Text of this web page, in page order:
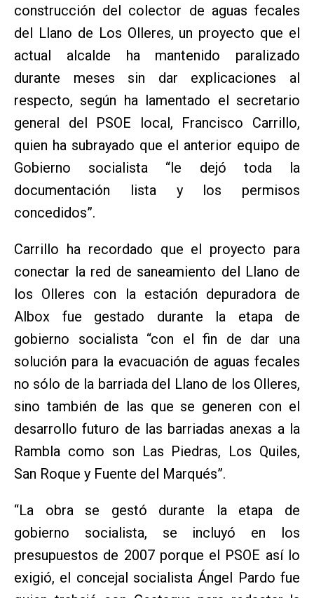
construcción del colector de aguas fecales
del Llano de Los Olleres, un proyecto que el
actual alcalde ha mantenido paralizado
durante meses sin dar explicaciones al
respecto, según ha lamentado el secretario
general del PSOE local, Francisco Carrillo,
quien ha subrayado que el anterior equipo de
Gobierno socialista “le dejó toda la
documentación lista y los permisos
concedidos”.
Carrillo ha recordado que el proyecto para
conectar la red de saneamiento del Llano de
los Olleres con la estación depuradora de
Albox fue gestado durante la etapa de
gobierno socialista “con el fin de dar una
solución para la evacuación de aguas fecales
no sólo de la barriada del Llano de los Olleres,
sino también de las que se generen con el
desarrollo futuro de las barriadas anexas a la
Rambla como son Las Piedras, Los Quiles,
San Roque y Fuente del Marqués”.
“La obra se gestó durante la etapa de
gobierno socialista, se incluyó en los
presupuestos de 2007 porque el PSOE así lo
exigió, el concejal socialista Ángel Pardo fue